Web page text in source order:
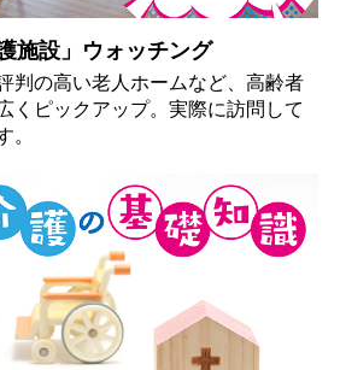
施設」ウォッチング
判の高い老人ホームなど、高齢者
くピックアップ。実際に訪問して
。